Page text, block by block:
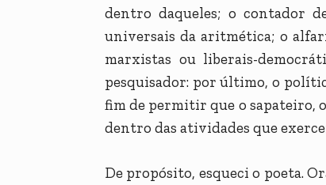
dentro daqueles; o contador
universais da aritmética; o
marxistas ou liberais-
pesquisador: por último, o
fim de permitir que o sapateiro,
dentro das atividades que
De propósito, esqueci o poeta.